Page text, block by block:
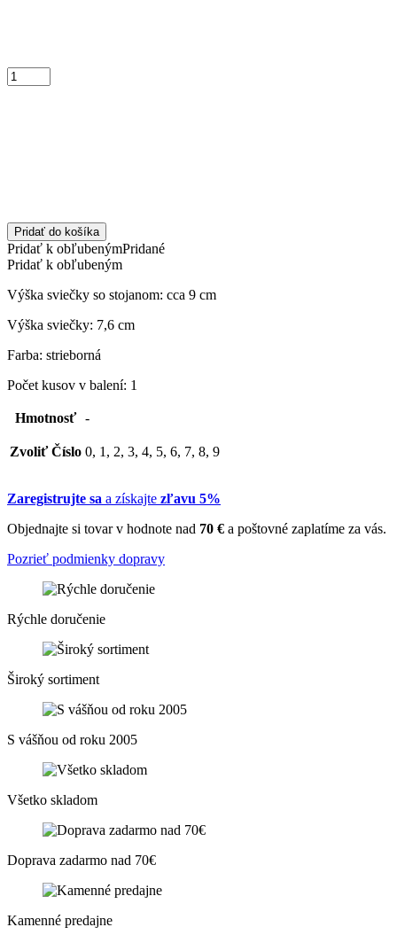
Pridať do košíka
Pridať k obľubenýmPridané
Pridať k obľubeným
Výška sviečky so stojanom: cca 9 cm
Výška sviečky: 7,6 cm
Farba: strieborná
Počet kusov v balení: 1
Hmotnosť -
Zvoliť Číslo 0, 1, 2, 3, 4, 5, 6, 7, 8, 9
Zaregistrujte sa a získajte zľavu 5%
Objednajte si tovar v hodnote nad 70 € a poštovné zaplatíme za vás.
Pozrieť podmienky dopravy
Rýchle doručenie
Široký sortiment
S vášňou od roku 2005
Všetko skladom
Doprava zadarmo nad 70€
Kamenné predajne